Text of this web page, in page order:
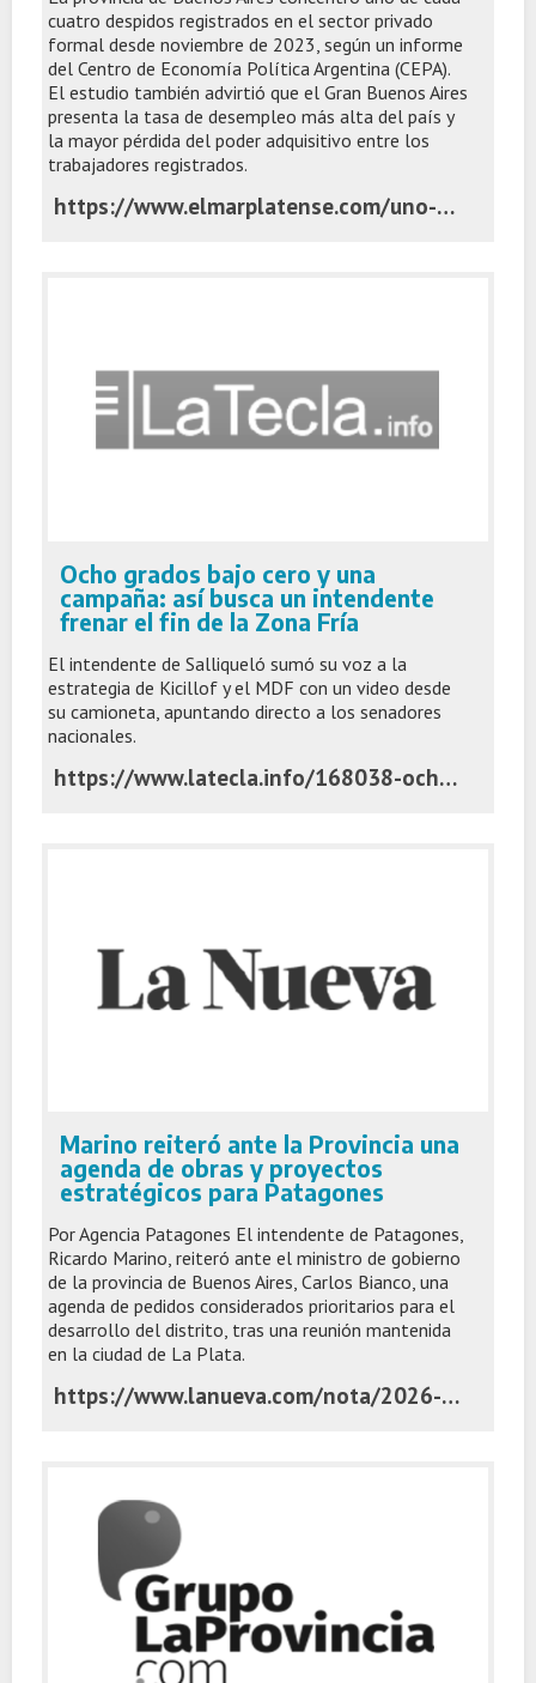
cuatro despidos registrados en el sector privado
formal desde noviembre de 2023, según un informe
del Centro de Economía Política Argentina (CEPA).
El estudio también advirtió que el Gran Buenos Aires
presenta la tasa de desempleo más alta del país y
la mayor pérdida del poder adquisitivo entre los
trabajadores registrados.
https://www.elmarplatense.com/uno-de-cada-cuatro-despidos-del-sector-privado-ocurrio-en-la-provincia-de-buenos-aires
Ocho grados bajo cero y una
campaña: así busca un intendente
frenar el fin de la Zona Fría
El intendente de Salliqueló sumó su voz a la
estrategia de Kicillof y el MDF con un video desde
su camioneta, apuntando directo a los senadores
nacionales.
https://www.latecla.info/168038-ocho-grados-bajo-cero-y-una-campana-asi-busca-succurro-frenar-el-fin-de-la-zona-fria
Marino reiteró ante la Provincia una
agenda de obras y proyectos
estratégicos para Patagones
Por Agencia Patagones El intendente de Patagones,
Ricardo Marino, reiteró ante el ministro de gobierno
de la provincia de Buenos Aires, Carlos Bianco, una
agenda de pedidos considerados prioritarios para el
desarrollo del distrito, tras una reunión mantenida
en la ciudad de La Plata.
https://www.lanueva.com/nota/2026-7-6-10-46-0-marino-reitero-ante-la-provincia-una-agenda-de-obras-y-proyectos-estrategicos-para-patagones